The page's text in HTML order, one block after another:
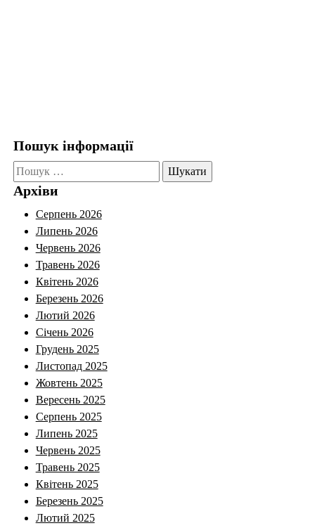
Пошук інформації
Пошук:
Архіви
Серпень 2026
Липень 2026
Червень 2026
Травень 2026
Квітень 2026
Березень 2026
Лютий 2026
Січень 2026
Грудень 2025
Листопад 2025
Жовтень 2025
Вересень 2025
Серпень 2025
Липень 2025
Червень 2025
Травень 2025
Квітень 2025
Березень 2025
Лютий 2025